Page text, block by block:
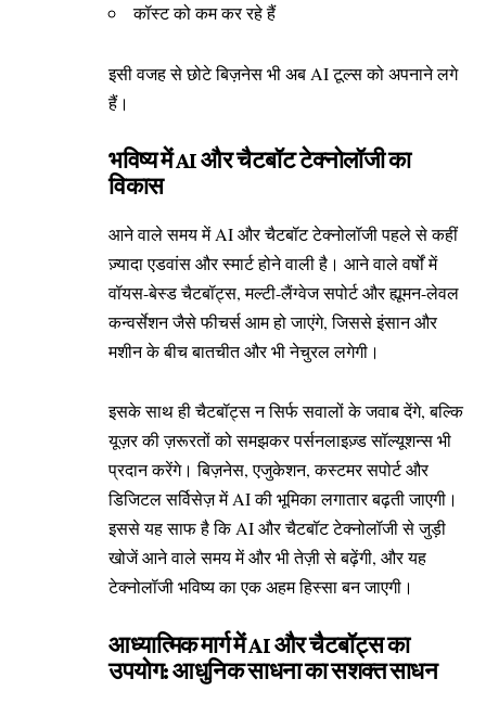
कॉस्ट को कम कर रहे हैं
इसी वजह से छोटे बिज़नेस भी अब AI टूल्स को अपनाने लगे
हैं।
भविष्य में AI और चैटबॉट टेक्नोलॉजी का
विकास
आने वाले समय में AI और चैटबॉट टेक्नोलॉजी पहले से कहीं
ज़्यादा एडवांस और स्मार्ट होने वाली है। आने वाले वर्षों में
वॉयस-बेस्ड चैटबॉट्स, मल्टी-लैंग्वेज सपोर्ट और ह्यूमन-लेवल
कन्वर्सेशन जैसे फीचर्स आम हो जाएंगे, जिससे इंसान और
मशीन के बीच बातचीत और भी नेचुरल लगेगी।
इसके साथ ही चैटबॉट्स न सिर्फ सवालों के जवाब देंगे, बल्कि
यूज़र की ज़रूरतों को समझकर पर्सनलाइज़्ड सॉल्यूशन्स भी
प्रदान करेंगे। बिज़नेस, एजुकेशन, कस्टमर सपोर्ट और
डिजिटल सर्विसेज़ में AI की भूमिका लगातार बढ़ती जाएगी।
इससे यह साफ है कि AI और चैटबॉट टेक्नोलॉजी से जुड़ी
खोजें आने वाले समय में और भी तेज़ी से बढ़ेंगी, और यह
टेक्नोलॉजी भविष्य का एक अहम हिस्सा बन जाएगी।
आध्यात्मिक मार्ग में AI और चैटबॉट्स का
उपयोग: आधुनिक साधना का सशक्त साधन